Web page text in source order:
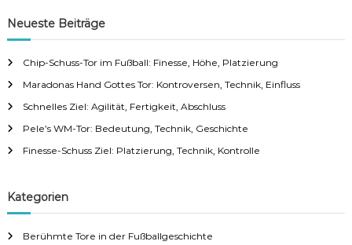
r
c
f
o
r
Neueste Beiträge
Chip-Schuss-Tor im Fußball: Finesse, Höhe, Platzierung
Maradonas Hand Gottes Tor: Kontroversen, Technik, Einfluss
Schnelles Ziel: Agilität, Fertigkeit, Abschluss
Pele’s WM-Tor: Bedeutung, Technik, Geschichte
Finesse-Schuss Ziel: Platzierung, Technik, Kontrolle
Kategorien
Berühmte Tore in der Fußballgeschichte